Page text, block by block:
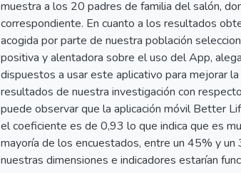
muestra a los 20 padres de familia del salón,
correspondiente. En cuanto a los resultados
acogida por parte de nuestra población
positiva y alentadora sobre el uso del App,
dispuestos a usar este aplicativo para mejorar
resultados de nuestra investigación con
puede observar que la aplicación móvil Better
el coeficiente es de 0,93 lo que indica que es
mayoría de los encuestados, entre un 45% y
nuestras dimensiones e indicadores estarían